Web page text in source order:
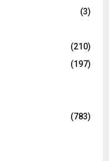
(3)
(210)
(197)
(783)